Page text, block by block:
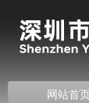
网站首页